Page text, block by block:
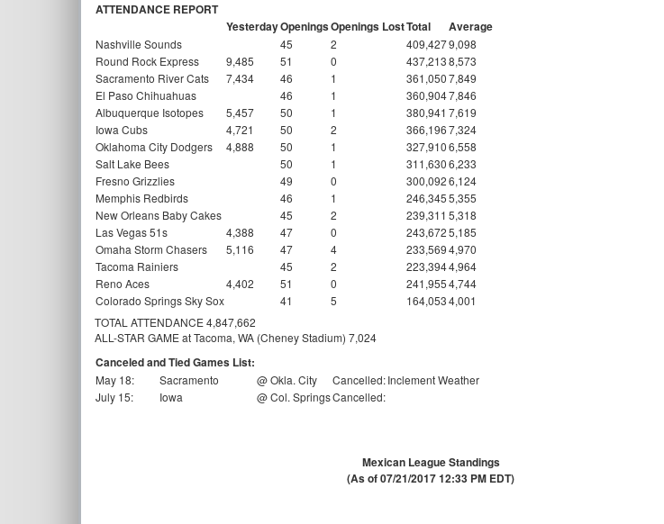
ATTENDANCE REPORT
YesterdayOpeningsOpenings LostTotal Average
Nashville Sounds 45 2 409,4279,098
Round Rock Express
9,485 51 0 437,2138,573
Sacramento River Cats
7,434 46 1 361,0507,849
El Paso Chihuahuas
46 1 360,9047,846
Albuquerque Isotopes
5,457 50 1 380,941 7,619
Iowa Cubs
4,721 50 2 366,1967,324
Oklahoma City Dodgers
4,888 50 1 327,9106,558
Salt Lake Bees
50 1 311,6306,233
Fresno Grizzlies
49 0 300,0926,124
Memphis Redbirds
46 1 246,3455,355
New Orleans Baby Cakes
45 2 239,311 5,318
Las Vegas 51s
4,388 47 0 243,6725,185
Omaha Storm Chasers
5,116 47 4 233,5694,970
Tacoma Rainiers
45 2 223,3944,964
Reno Aces
4,402 51 0 241,9554,744
Colorado Springs Sky Sox
41 5 164,0534,001
TOTAL ATTENDANCE 4,847,662
ALL-STAR GAME at Tacoma, WA (Cheney Stadium) 7,024
Canceled and Tied Games List:
May 18: Sacramento @ Okla. City Cancelled:Inclement Weather
July 15:
Iowa @ Col. SpringsCancelled:
Mexican League Standings
(As of 07/21/2017 12:33 PM EDT)